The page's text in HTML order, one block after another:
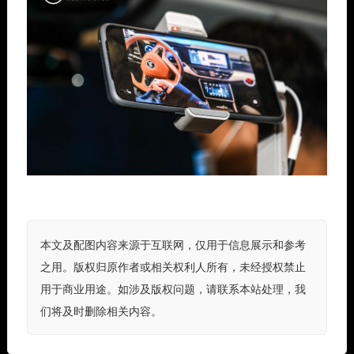
本文及配图内容来源于互联网，仅用于信息展示和参考
之用。版权归原作者或相关权利人所有，未经授权禁止
用于商业用途。如涉及版权问题，请联系本站处理，我
们将及时删除相关内容。